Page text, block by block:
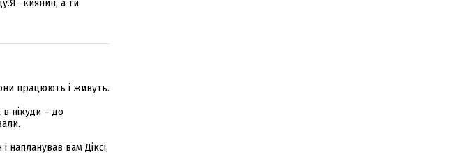
-киянин, а ти
працюють і живуть.
нікуди – до
напланував вам Діксі,